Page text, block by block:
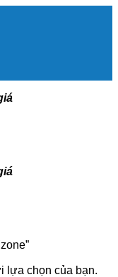
lựa chọn của bạn.